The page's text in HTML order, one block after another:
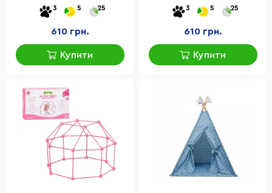
1116(Red) розмір 99х80х80
см
3 5 25
610 грн.
Купити
1116(Blue) розмір 99х80х80
см
3 5 25
610 грн.
Купити